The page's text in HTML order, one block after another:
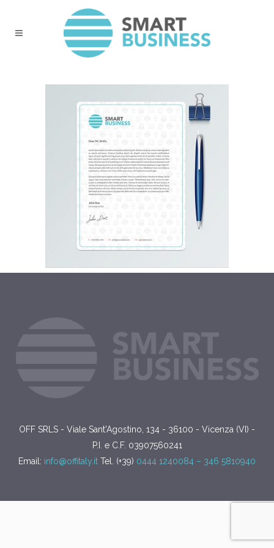
OFF SRLS - Viale Sant'Agostino, 134 - 36100 - Vicenza (VI) -
P.I. e C.F. 03907560241
Email: info@offitaly.it Tel. (+39) 0444 1240084 – 346 5810940